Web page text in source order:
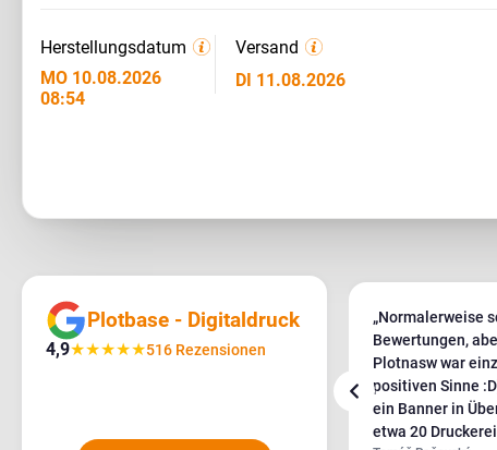
Herstellungsdatum
MO 10.08.2026
08:54
Versand
DI 11.08.2026
Plotbase - Digitaldruck
4,9★★★★★516 Rezensionen
„Super Preis, perfekter Druck, pünktliche
Lieferung, für mich zum zweiten Mal
„Normalerweise
Bewertungen,
Plotnasw war
positiven Sinne :D). Wir brauchten
ein Banner in
etwa 20